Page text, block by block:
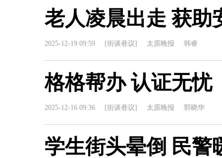
老人凌晨出走 获助
2025-12-19 09:59 [街谈巷议] 太原晚报 韩睿
格格帮办 认证无忧
2025-12-16 09:36 [街谈巷议] 太原晚报 郭晓华
学生街头晕倒 民警